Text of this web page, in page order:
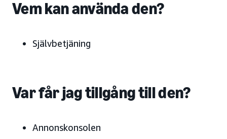
Vem kan använda den?
Självbetjäning
Var får jag tillgång till den?
Annonskonsolen